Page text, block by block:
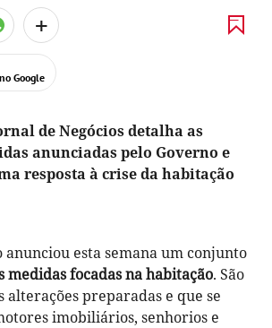
+
Google
de Negócios detalha as
anunciadas pelo Governo e
resposta à crise da habitação
anunciou esta semana um conjunto
medidas focadas na habitação. São
alterações preparadas e que se
imobiliários, senhorios e